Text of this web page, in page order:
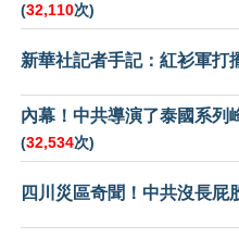
(32,110次)
新華社記者手記：紅衫軍打
內幕！中共導演了泰國系列
(32,534次)
四川災區奇聞！中共沒長屁